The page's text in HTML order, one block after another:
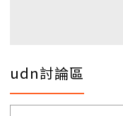
udn討論區